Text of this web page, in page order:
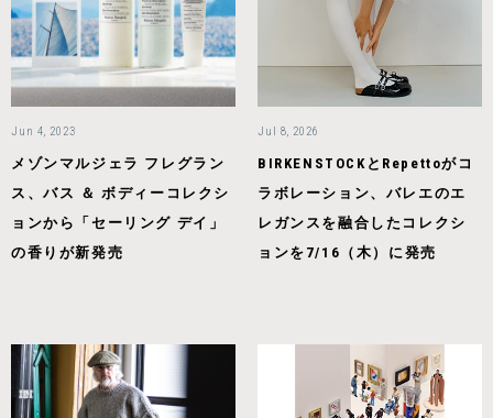
Jun 4, 2023
メゾンマルジェラ フレグラン
ス、バス ＆ ボディーコレクシ
ョンから「セーリング デイ」
の香りが新発売
Jul 8, 2026
BIRKENSTOCKとRepettoがコ
ラボレーション、バレエのエ
レガンスを融合したコレクシ
ョンを7/16（木）に発売